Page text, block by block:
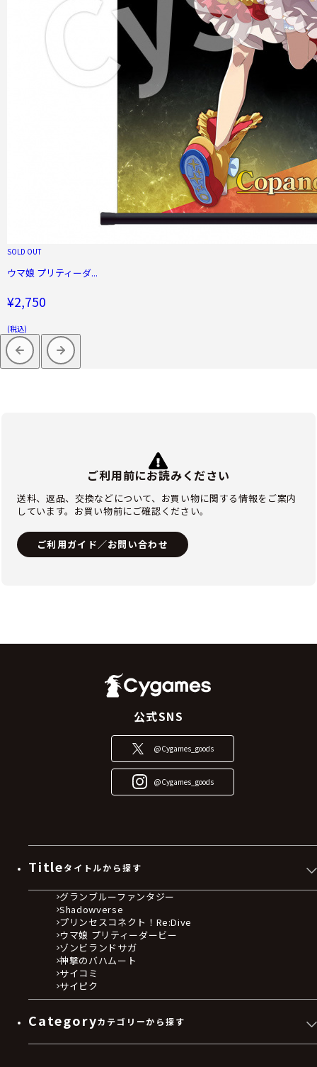
SOLD OUT
ウマ娘 プリティーダ...
¥2,750
(税込)
ご利用前にお読みください
送料、返品、交換などについて、お買い物に関する情報をご案内
しています。お買い物前にご確認ください。
ご利用ガイド／お問い合わせ
公式SNS
@Cygames_goods
@Cygames_goods
Titleタイトルから探す
グランブルーファンタジー
Shadowverse
プリンセスコネクト！Re:Dive
ウマ娘 プリティーダービー
ゾンビランドサガ
神撃のバハムート
サイコミ
サイピク
Categoryカテゴリーから探す